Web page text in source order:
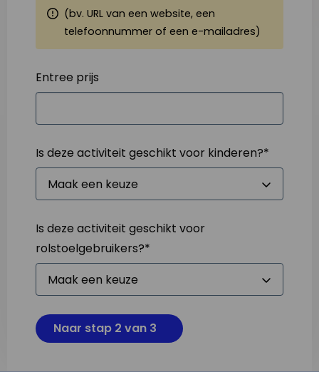
(bv. URL van een website, een
telefoonnummer of een e-mailadres)
Entree prijs
Is deze activiteit geschikt voor kinderen?*
Is deze activiteit geschikt voor
rolstoelgebruikers?*